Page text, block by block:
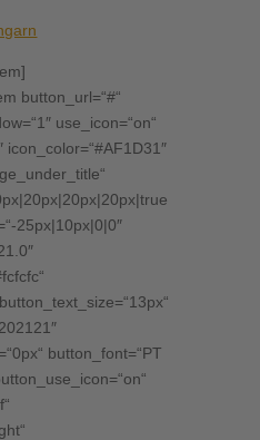
button_url=“#“
use_icon=“on“
icon_color=“#AF1D31″
25px|10px|0|0″
button_font=“PT